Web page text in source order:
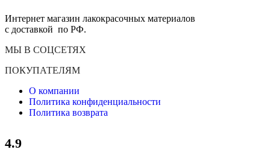
Интернет магазин лакокрасочных материалов
с доставкой по РФ.
МЫ В СОЦСЕТЯХ
ПОКУПАТЕЛЯМ
О компании
Политика конфиденциальности
Политика возврата
4.9